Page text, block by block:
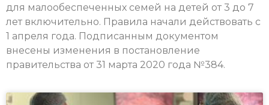
для малообеспеченных семей на детей от 3 до 7
лет включительно. Правила начали действовать с
1 апреля года. Подписанным документом
внесены изменения в постановление
правительства от 31 марта 2020 года №384.